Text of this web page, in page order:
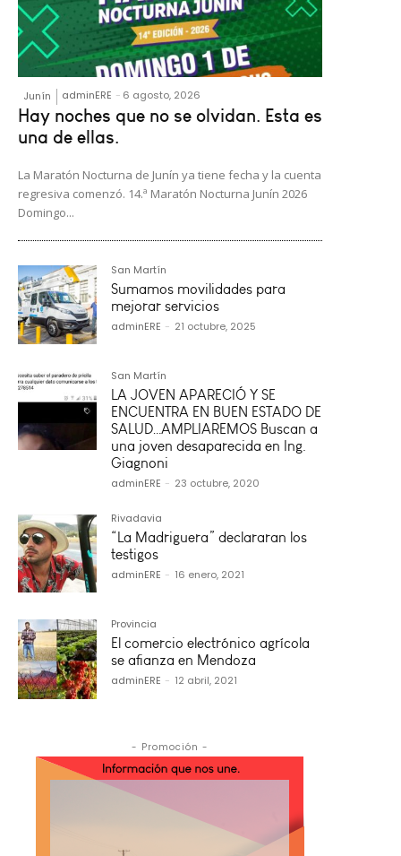
Junín adminERE - 6 agosto, 2026
Hay noches que no se olvidan. Esta es
una de ellas.
La Maratón Nocturna de Junín ya tiene fecha y la cuenta
regresiva comenzó. 14.ª Maratón Nocturna Junín 2026
Domingo...
San Martín
Sumamos movilidades para
mejorar servicios
adminERE - 21 octubre, 2025
San Martín
LA JOVEN APARECIÓ Y SE
ENCUENTRA EN BUEN ESTADO DE
SALUD…AMPLIAREMOS Buscan a
una joven desaparecida en Ing.
Giagnoni
adminERE - 23 octubre, 2020
Rivadavia
“La Madriguera” declararan los
testigos
adminERE - 16 enero, 2021
Provincia
El comercio electrónico agrícola
se afianza en Mendoza
adminERE - 12 abril, 2021
- Promoción -